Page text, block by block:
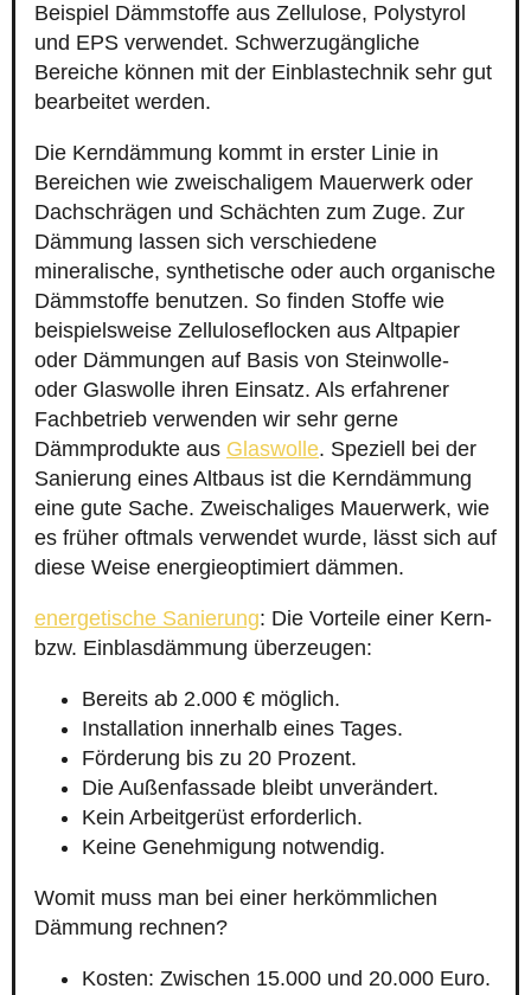
Beispiel Dämmstoffe aus Zellulose, Polystyrol
und EPS verwendet. Schwerzugängliche
Bereiche können mit der Einblastechnik sehr gut
bearbeitet werden.
Die Kerndämmung kommt in erster Linie in
Bereichen wie zweischaligem Mauerwerk oder
Dachschrägen und Schächten zum Zuge. Zur
Dämmung lassen sich verschiedene
mineralische, synthetische oder auch organische
Dämmstoffe benutzen. So finden Stoffe wie
beispielsweise Zelluloseflocken aus Altpapier
oder Dämmungen auf Basis von Steinwolle-
oder Glaswolle ihren Einsatz. Als erfahrener
Fachbetrieb verwenden wir sehr gerne
Dämmprodukte aus Glaswolle. Speziell bei der
Sanierung eines Altbaus ist die Kerndämmung
eine gute Sache. Zweischaliges Mauerwerk, wie
es früher oftmals verwendet wurde, lässt sich auf
diese Weise energieoptimiert dämmen.
energetische Sanierung: Die Vorteile einer Kern-
bzw. Einblasdämmung überzeugen:
Bereits ab 2.000 € möglich.
Installation innerhalb eines Tages.
Förderung bis zu 20 Prozent.
Die Außenfassade bleibt unverändert.
Kein Arbeitgerüst erforderlich.
Keine Genehmigung notwendig.
Womit muss man bei einer herkömmlichen
Dämmung rechnen?
Kosten: Zwischen 15.000 und 20.000 Euro.